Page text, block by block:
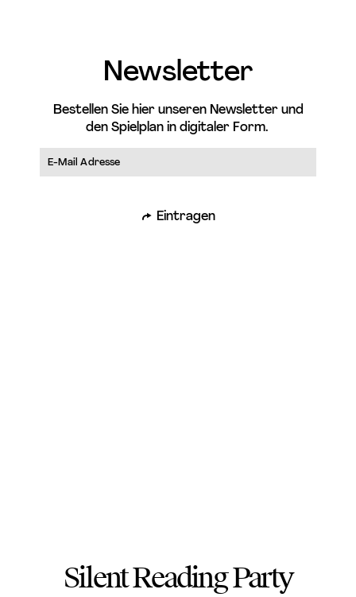
Newsletter
Bestellen Sie hier unseren Newsletter und
den Spielplan in digitaler Form.
Eintragen
Silent Reading Party